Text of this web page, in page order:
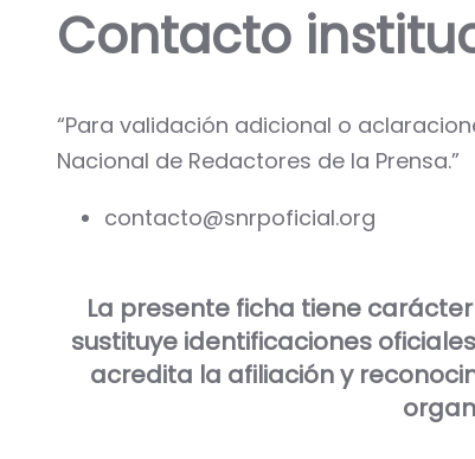
Contacto
“Para validación adicional o
Nacional de Redactores de la Prensa.”
contacto@snrpoficial.org
La presente ficha tiene
sustituye identificaciones
acredita la afiliación y